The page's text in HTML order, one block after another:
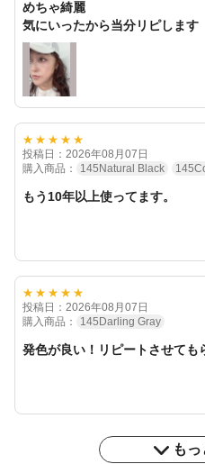
めちゃ綺麗
気にいったから当分リピします
★★★★★
投稿日：2026年08月07日
購入商品：
145Natural Black
もう10年以上使ってます。
★★★★★
投稿日：2026年08月07日
購入商品：
145Darling Gray
発色が良い！リピートさせても
も